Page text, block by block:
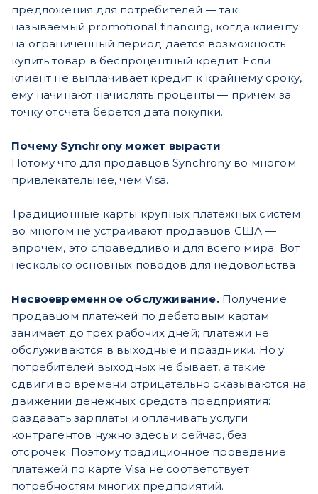
предложения для потребителей — так
называемый promotional financing, когда клиенту
на ограниченный период дается возможность
купить товар в беспроцентный кредит. Если
клиент не выплачивает кредит к крайнему сроку,
ему начинают начислять проценты — причем за
точку отсчета берется дата покупки.
Почему Synchrony может вырасти
Потому что для продавцов Synchrony во многом
привлекательнее, чем Visa.
Традиционные карты крупных платежных систем
во многом не устраивают продавцов США —
впрочем, это справедливо и для всего мира. Вот
несколько основных поводов для недовольства.
Несвоевременное обслуживание.Получение
продавцом платежей по дебетовым картам
занимает до трех рабочих дней; платежи не
обслуживаются в выходные и праздники. Но у
потребителей выходных не бывает, а такие
сдвиги во времени отрицательно сказываются на
движении денежных средств предприятия:
раздавать зарплаты и оплачивать услуги
контрагентов нужно здесь и сейчас, без
отсрочек. Поэтому традиционное проведение
платежей по карте Visa не соответствует
потребностям многих предприятий.